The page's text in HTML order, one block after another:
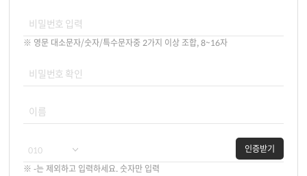
※ 영문 대소문자/숫자/특수문자중 2가지 이상 조합, 8~16자
인증받기
※ -는 제외하고 입력하세요. 숫자만 입력